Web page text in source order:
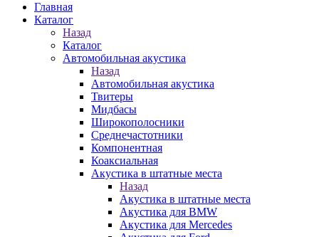
Главная
Каталог
Назад
Каталог
Автомобильная акустика
Назад
Автомобильная акустика
Твитеры
Мидбасы
Широкополосники
Среднечастотники
Компонентная
Коаксиальная
Акустика в штатные места
Назад
Акустика в штатные места
Акустика для BMW
Акустика для Mercedes